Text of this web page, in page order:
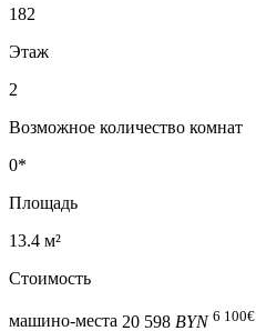
182
Этаж
2
Возможное количество комнат
0*
Площадь
13.4 м²
Стоимость
машино-места 20 598 BYN 6 100€